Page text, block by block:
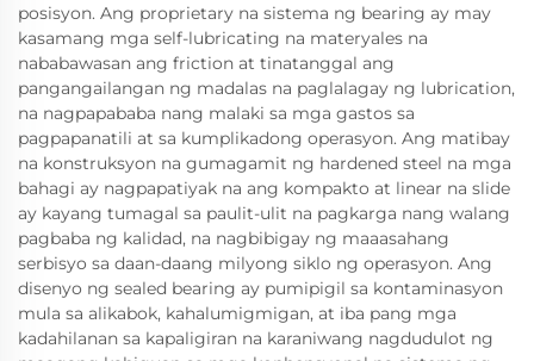
posisyon. Ang proprietary na sistema ng bearing ay may
kasamang mga self-lubricating na materyales na
nababawasan ang friction at tinatanggal ang
pangangailangan ng madalas na paglalagay ng lubrication,
na nagpapababa nang malaki sa mga gastos sa
pagpapanatili at sa kumplikadong operasyon. Ang matibay
na konstruksyon na gumagamit ng hardened steel na mga
bahagi ay nagpapatiyak na ang kompakto at linear na slide
ay kayang tumagal sa paulit-ulit na pagkarga nang walang
pagbaba ng kalidad, na nagbibigay ng maaasahang
serbisyo sa daan-daang milyong siklo ng operasyon. Ang
disenyo ng sealed bearing ay pumipigil sa kontaminasyon
mula sa alikabok, kahalumigmigan, at iba pang mga
kadahilanan sa kapaligiran na karaniwang nagdudulot ng